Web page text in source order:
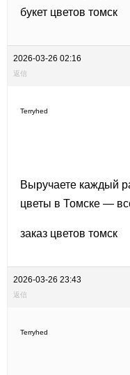
букет цветов томск
2026-03-26 02:16
返信
Terryhed
Выручаете каждый
цветы в Томске —
заказ цветов томск
2026-03-26 23:43
返信
Terryhed